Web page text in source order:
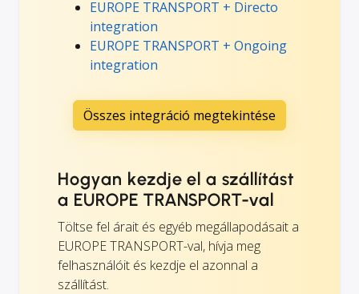
EUROPE TRANSPORT + Directo
integration
EUROPE TRANSPORT + Ongoing
integration
Összes integráció megtekintése
Hogyan kezdje el a szállítást
a EUROPE TRANSPORT-val
Töltse fel árait és egyéb megállapodásait a
EUROPE TRANSPORT-val, hívja meg
felhasználóit és kezdje el azonnal a
szállítást.